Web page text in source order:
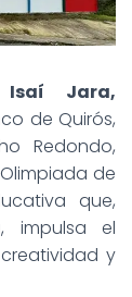
N
Jara,
de Quirós,
Redondo,
Olimpiada de
que,
impulsa el
y